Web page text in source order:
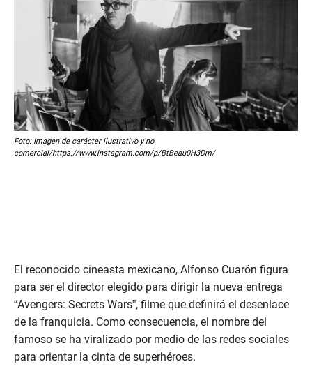
Foto: Imagen de carácter ilustrativo y no
comercial/https://www.instagram.com/p/BtBeau0H3Dm/
El reconocido cineasta mexicano, Alfonso Cuarón figura
para ser el director elegido para dirigir la nueva entrega
“Avengers: Secrets Wars”, filme que definirá el desenlace
de la franquicia. Como consecuencia, el nombre del
famoso se ha viralizado por medio de las redes sociales
para orientar la cinta de superhéroes.